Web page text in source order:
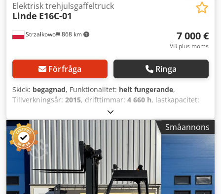
Strzałkowo 868 km
Elektrisk trehjulsgaffeltruck
Linde E16C-01
7 000 €
VB plus moms
Förfråga Ringa
Skick: begagnad, Funktionalitet: helt fungerande,
Tillverkningsår: 2015, drifttimmar: 4 660 h, lastkapacitet:
, fri lyfthöjd:
bränsletyp:elektrisk, masttyp:triplex, byggnadshöjd:
1 946 mm
, drivtyp:
, Elektrisk 3-hjulig truck
Crsdpezqh Unjfx Aguof ISO-klass: ISO-klass 2 = 1.000 -
2.500 kg Masttyp: Triplex Skick: Driftsklar och fullt
fungerande Tekniskt skick: bra Batterispänning: 48V
Sidoförskjutning, 3:e ventil,
Småannons